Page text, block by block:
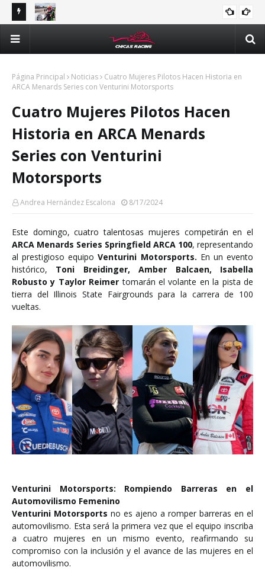
Majo Rodríguez apunta a seguir escalando posiciones en
Challenge Series durante la visita a Querétaro
Página Principal Noticias
Cuatro Mujeres Pilotos Hacen Historia en
ARCA Menards Series con Venturini Motorsports
Cuatro Mujeres Pilotos Hacen
Historia en ARCA Menards
Series con Venturini
Motorsports
Andrea Hernández Escalona 8/17/2024
Este domingo, cuatro talentosas mujeres competirán en el
ARCA Menards Series Springfield ARCA 100, representando
al prestigioso equipoVenturini Motorsports. En un evento
histórico, Toni Breidinger, Amber Balcaen, Isabella
Robusto y Taylor Reimertomarán el volante en la pista de
tierra del Illinois State Fairgrounds para la carrera de 100
vueltas.
Venturini Motorsports: Rompiendo Barreras en el
Automovilismo Femenino
Venturini Motorsports no es ajeno a romper barreras en el
automovilismo. Esta será la primera vez que el equipo inscriba
a cuatro mujeres en un mismo evento, reafirmando su
compromiso con la inclusión y el avance de las mujeres en el
automovilismo.